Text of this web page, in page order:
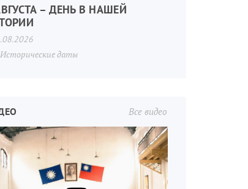
– ДЕНЬ В НАШЕЙ
Исторические даты
Все видео